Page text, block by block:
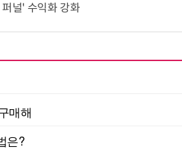
널' 수익화 강화